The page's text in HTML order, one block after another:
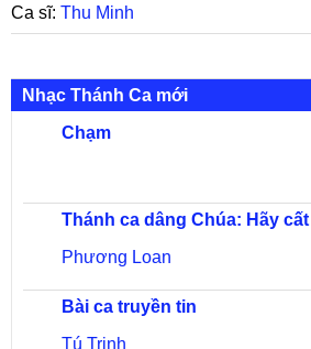
Ca sĩ: Thu Minh
Nhạc Thánh Ca mới
Chạm
Thánh ca dâng Chúa: Hãy
Phương Loan
Bài ca truyền tin
Tú Trinh